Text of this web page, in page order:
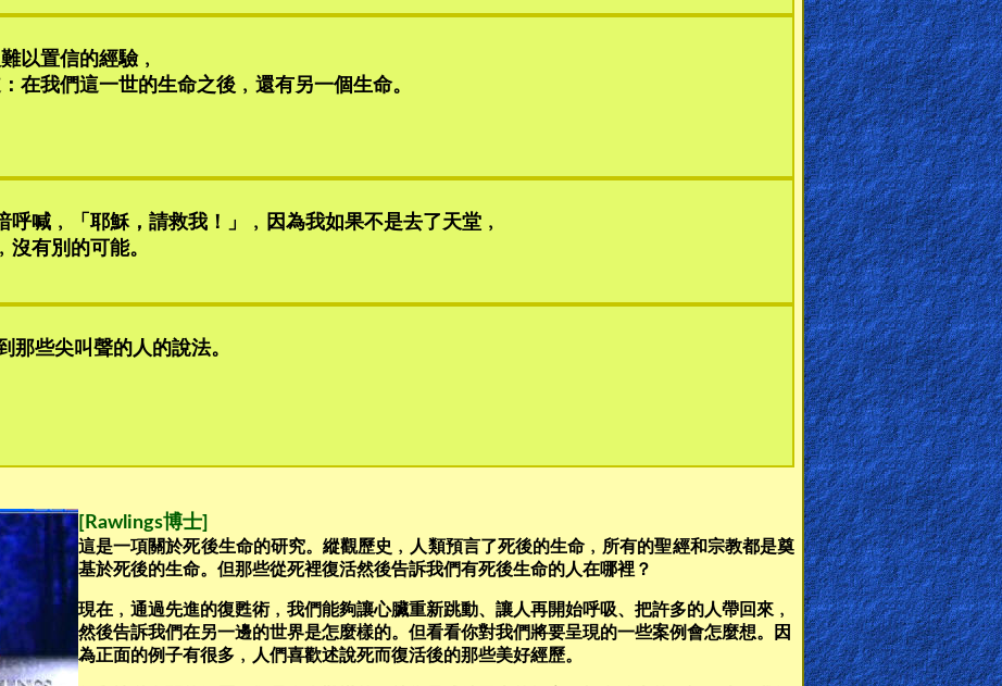
以置信的經驗﹐
在我們這一世的生命之後﹐還有另一個生命。
呼喊﹐「耶穌，請救我！」﹐因為我如果不是去了天堂﹐
沒有別的可能。
那些尖叫聲的人的說法。
[Rawlings博士]
這是一項關於死後生命的研究。縱觀歷史﹐人類預言了死後的生命﹐所有的聖經和宗教都是奠
基於死後的生命。但那些從死裡復活然後告訴我們有死後生命的人在哪裡？
現在﹐通過先進的復甦術﹐我們能夠讓心臟重新跳動、讓人再開始呼吸、把許多的人帶回來﹐
然後告訴我們在另一邊的世界是怎麼樣的。但看看你對我們將要呈現的一些案例會怎麼想。因
為正面的例子有很多﹐人們喜歡述說死而復活後的那些美好經歷。